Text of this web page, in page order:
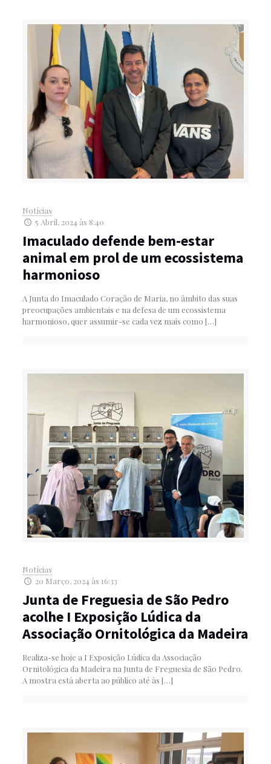
Notícias
5 Abril, 2024 às 8:40
Imaculado defende bem-estar
animal em prol de um ecossistema
harmonioso
A Junta do Imaculado Coração de Maria, no âmbito das suas
preocupações ambientais e na defesa de um ecossistema
harmonioso, quer assumir-se cada vez mais como […]
Notícias
20 Março, 2024 às 16:33
Junta de Freguesia de São Pedro
acolhe I Exposição Lúdica da
Associação Ornitológica da Madeira
Realiza-se hoje a I Exposição Lúdica da Associação
Ornitológica da Madeira na Junta de Freguesia de São Pedro.
A mostra está aberta ao público até às […]